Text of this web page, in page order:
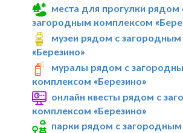
места для прогулки рядом
загородным комплексом
музеи рядом с
«Березино»
муралы рядом с
комплексом «Березино»
онлайн квесты рядом с
комплексом «Березино»
парки рядом с